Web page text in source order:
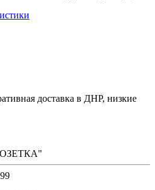
доставка в ДНР, низкие